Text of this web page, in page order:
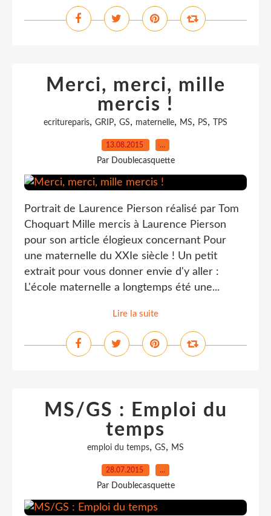
Merci, merci, mille
mercis !
ecritureparis, GRIP, GS, maternelle, MS, PS, TPS
13.08.2015 …
Par Doublecasquette
Portrait de Laurence Pierson réalisé par Tom
Choquart Mille mercis à Laurence Pierson
pour son article élogieux concernant Pour
une maternelle du XXIe siècle ! Un petit
extrait pour vous donner envie d'y aller :
L'école maternelle a longtemps été une...
Lire la suite
MS/GS : Emploi du
temps
emploi du temps, GS, MS
28.07.2015 …
Par Doublecasquette